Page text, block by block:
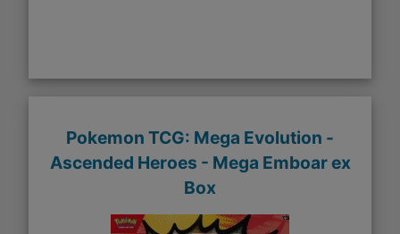
Pokemon TCG: Mega Evolution -
Ascended Heroes - Mega Emboar ex
Box